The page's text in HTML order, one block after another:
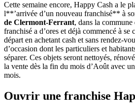
Cette semaine encore, Happy Cash a le
l**’arrivée d’un nouveau franchisé** à
de Clermont-Ferrant, dans la
franchisé a d’ores et déjà commencé à se
départ en achetant cash et sans rendez-
d’occasion dont les particuliers et
séparer. Ces objets seront nettoyés,
la vente dès la fin du mois d’Août avec
mois.
Ouvrir une franchise